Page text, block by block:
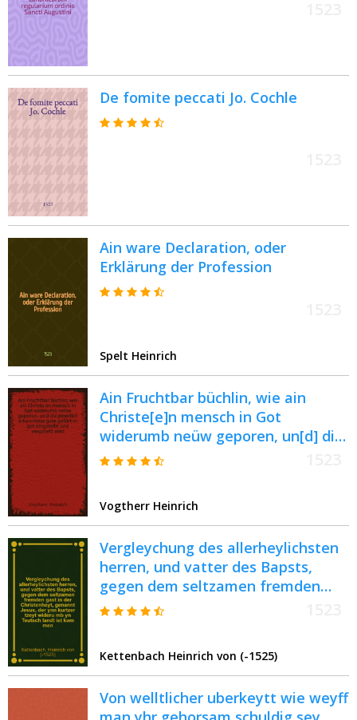
De fomite peccati Jo. Cochle
Ain ware Declaration, oder
Erklärung der Profession
Spelt Heinrich
Ain Fruchtbar büchlin, wie ain
Christe[e]n mensch in Got
widerumb neüw geporen, un[d] die
jnnerlich erkanntnus gots gefürt in
Vogtherr Heinrich
Vergleychung des allerheylichsten
herren, und vatter des Bapsts,
gegen dem seltzamen fremden
gast in der Christenheyt, genannt
kom[m]en, und yetzund wider wyll
yn[n] Egipten landt, als eyn
verachter bey uns
Kettenbach Heinrich von (-1525)
Von welltlicher uberkeytt wie weyff